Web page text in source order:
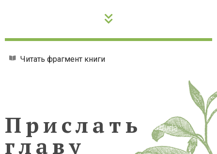
Читать фрагмент книги
Прислать
главу